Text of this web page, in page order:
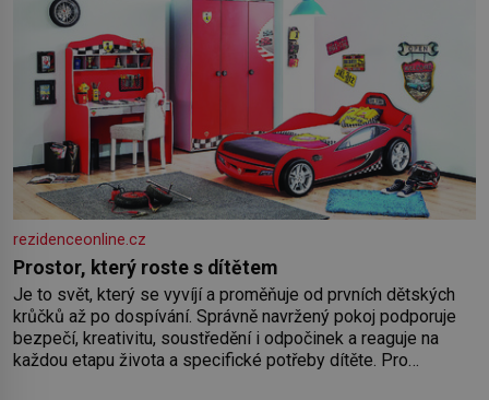
rezidenceonline.cz
Prostor, který roste s dítětem
Je to svět, který se vyvíjí a proměňuje od prvních dětských
krůčků až po dospívání. Správně navržený pokoj podporuje
bezpečí, kreativitu, soustředění i odpočinek a reaguje na
každou etapu života a specifické potřeby dítěte. Pro